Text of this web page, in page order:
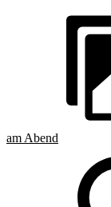
am Abend